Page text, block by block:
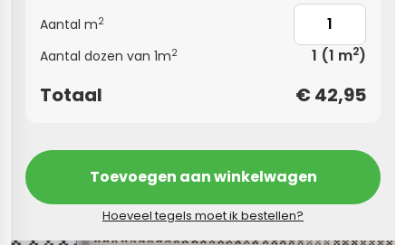
Aantal m2
Aantal dozen van 1m2 1 (1 m2)
Totaal € 42,95
Toevoegen aan winkelwagen
Hoeveel tegels moet ik bestellen?
betonlook